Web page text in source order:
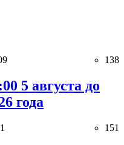
138
5 августа до
года
151